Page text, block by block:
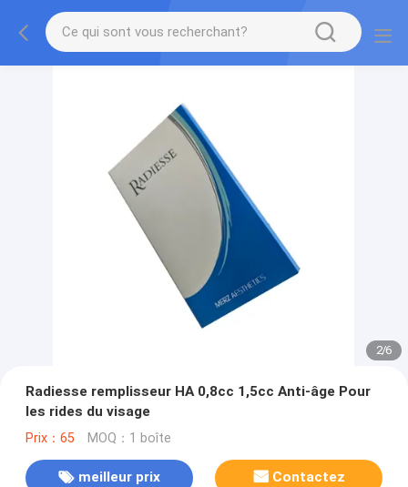
2/6
Radiesse remplisseur HA 0,8cc 1,5cc Anti-âge Pour
les rides du visage
Prix：65 MOQ：1 boîte
meilleur prix Contactez